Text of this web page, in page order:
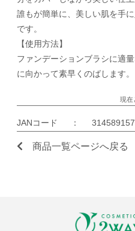
誰もが簡単に、美しい肌を手
です。
【使用方法】
ファンデーションブラシに適
に向かって素早くのばします。
現在
JANコード ：
商品一覧ページへ戻る